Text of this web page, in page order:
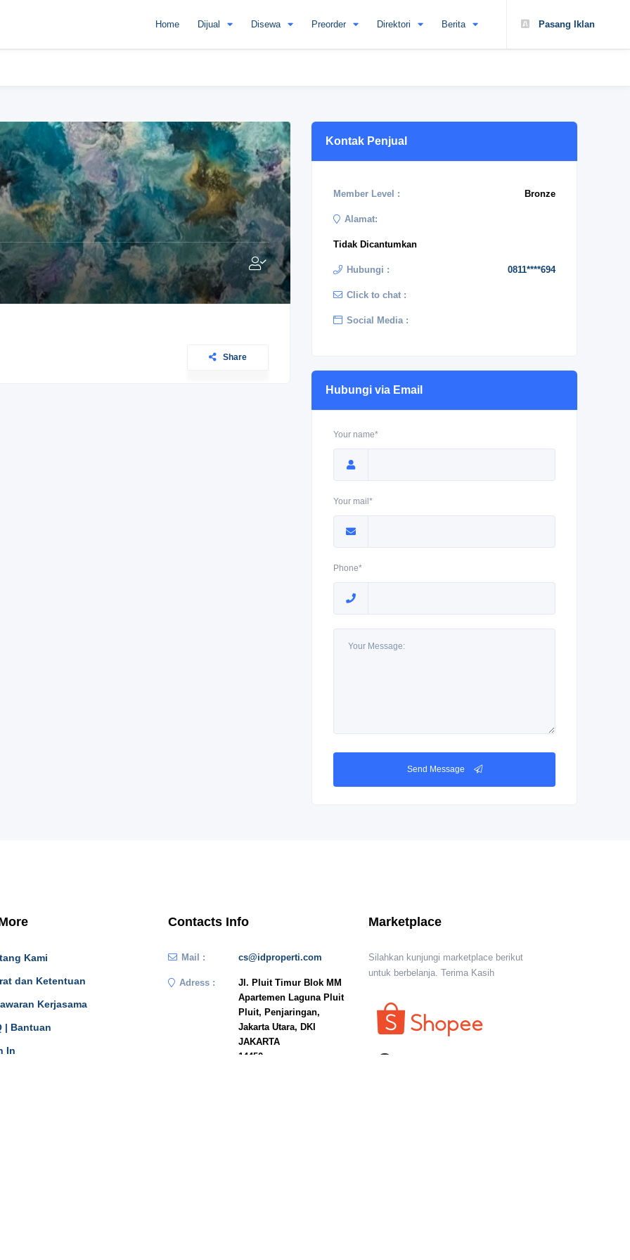
Pasang Iklan
Home Dijual Disewa Preorder Direktori Berita
Share
Kontak Penjual
Member Level : Bronze
Alamat:
Tidak Dicantumkan
Hubungi : 0811****694
Click to chat :
Social Media :
Hubungi via Email
Your name*
Your mail*
Phone*
Send Message
Kami
dan Ketentuan
Kerjasama
| Bantuan
In
Contacts Info
Mail : cs@idproperti.com
Adress :
Jl. Pluit Timur Blok MM
Apartemen Laguna Pluit
Pluit, Penjaringan,
Jakarta Utara, DKI
JAKARTA
14450
Marketplace
Silahkan kunjungi marketplace berikut
untuk berbelanja. Terima Kasih